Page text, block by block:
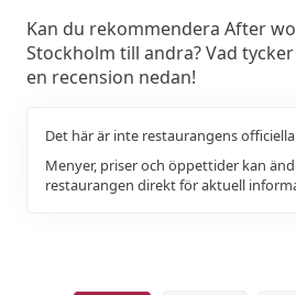
Kan du rekommendera After
Stockholm till andra? Vad
en recension nedan!
Det här är inte restaurangens
Menyer, priser och öppettider kan
restaurangen direkt för aktuell